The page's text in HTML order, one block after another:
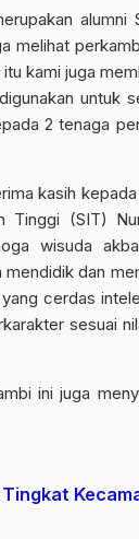
alumni
kami juga
untuk
2 tenaga
kasih
Tinggi (SIT)
wisuda
dan
cerdas
sesuai
ini juga